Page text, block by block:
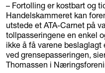
– Fortolling er kostbart og
Handelskammeret kan
utstede et ATA-Carnet på
tollpasseringene en enkel
ikke å få varene
ved grensepasseringen,
Thomassen i